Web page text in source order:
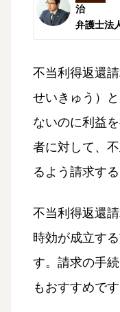
治
弁護士法
不当利得返還
せいきゅう）
ないのに利益
者に対して、
るよう請求する
不当利得返還
時効が成立す
す。請求の手
もおすすめです